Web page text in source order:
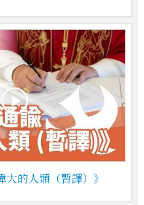
的人類（暫譯）》